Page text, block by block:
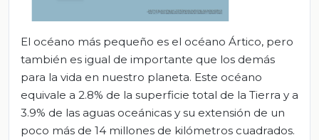
El océano más pequeño es el océano Ártico, pero
también es igual de importante que los demás
para la vida en nuestro planeta. Este océano
equivale a 2.8% de la superficie total de la Tierra y a
3.9% de las aguas oceánicas y su extensión de un
poco más de 14 millones de kilómetros cuadrados.